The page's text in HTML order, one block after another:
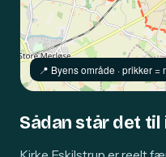
📍️ Byens område · prikker
Sådan står det til